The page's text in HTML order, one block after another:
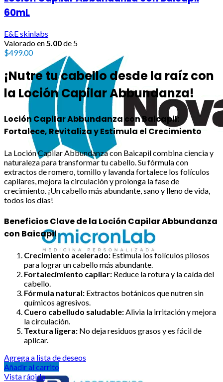
60mL
E&E skinlabs
Valorado en5.00de 5
$499.00
¡Nutre tu cabello desde la raíz con
la Loción Capilar Abbundanza!
Loción Capilar Abbundanza con Baicapil:
Fortalece, Revitaliza y Estimula el Crecimiento
La Loción Capilar Abbundanza con Baicapil combina ciencia y
naturaleza para transformar tu cabello. Su fórmula con
extractos de romero, tomillo y lavanda fortalece los folículos
capilares, mejora la circulación y prolonga la fase de
crecimiento. ¡Un cabello más abundante, sano y lleno de vida,
todos los días!
Beneficios Clave de la Loción Capilar Abbundanza
con Baicapil
Crecimiento acelerado: Estimula los folículos pilosos
para lograr un cabello más abundante.
Fortalecimiento capilar: Reduce la rotura y la caída del
cabello.
Fórmula natural: Extractos botánicos que nutren sin
químicos agresivos.
Cuero cabelludo saludable:Alivia la irritación y mejora
la circulación.
Textura ligera: No deja residuos grasos y es fácil de
aplicar.
Agrega a lista de deseos
Añadir al carrito
Vista rápida